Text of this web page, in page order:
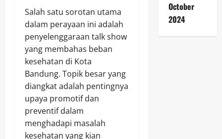
Salah satu sorotan utama
dalam perayaan ini adalah
penyelenggaraan talk show
yang membahas beban
kesehatan di Kota
Bandung. Topik besar yang
diangkat adalah pentingnya
upaya promotif dan
preventif dalam
menghadapi masalah
kesehatan yang kian
October
2024